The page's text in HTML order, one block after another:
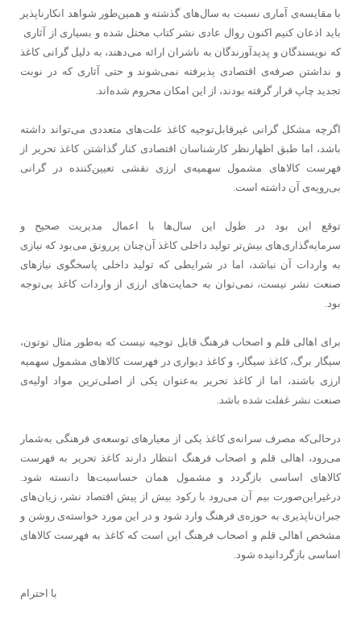
با مقایسه‌ی آماری نسبت به سال‌های گذشته و همین‌طور شواهد انکارناپذیر
باید اذعان کنیم اکنون روال عادی نشر کتاب مختل شده و بسیاری از آثاری
که نویسندگان و پدیدآورندگان به ناشران ارائه می‌دهند، به دلیل گرانی کاغذ
و نداشتن صرفه‌ی اقتصادی پذیرفته نمی‌شوند و حتی آثاری که در نوبت
تجدید چاپ قرار گرفته بودند، از این امکان محروم شده‌اند.
اگرچه مشکل گرانی غیرقابل‌توجیه کاغذ علت‌های متعددی می‌تواند داشته
باشد، اما طبق اظهارنظر کارشناسان اقتصادی کنار گذاشتن کاغذ تحریر از
فهرست کالاهای مشمول سهمیه‌ی ارزی نقشی تعیین‌کننده در گرانی
بی‌رویه‌ی آن داشته است.
توقع این بود در طول این سال‌ها با اعمال مدیریت صحیح و
سرمایه‌گذاری‌های بیش‌تر تولید داخلی کاغذ آن‌چنان پررونق می‌بود که نیازی
به واردات آن نباشد، اما در شرایطی که تولید داخلی پاسخگوی نیازهای
صنعت نشر نیست، نمی‌توان به حمایت‌های ارزی از واردات کاغذ بی‌توجه
بود.
برای اهالی قلم و اصحاب فرهنگ قابل توجیه نیست که به‌طور مثال توتون،
سیگار برگ، کاغذ سیگار، و کاغذ دیواری در فهرست کالاهای مشمول سهمیه
ارزی باشند، اما از کاغذ تحریر به‌عنوان یکی از اصلی‌ترین مواد اولیه‌ی
صنعت نشر غفلت شده باشد.
درحالی‌که مصرف سرانه‌ی کاغذ یکی از معیارهای توسعه‌ی فرهنگی به‌شمار
می‌رود، اهالی قلم و اصحاب فرهنگ انتظار دارند کاغذ تحریر به فهرست
کالاهای اساسی بازگردد و مشمول همان حساسیت‌ها دانسته شود.
درغیراین‌صورت بیم آن می‌رود با رکود بیش از پیش اقتصاد نشر، زیان‌های
جبران‌ناپذیری به حوزه‌ی فرهنگ وارد شود و در این مورد خواسته‌ی روشن و
مشخص اهالی قلم و اصحاب فرهنگ این است که کاغذ به فهرست کالاهای
اساسی بازگردانیده شود.
با احترام